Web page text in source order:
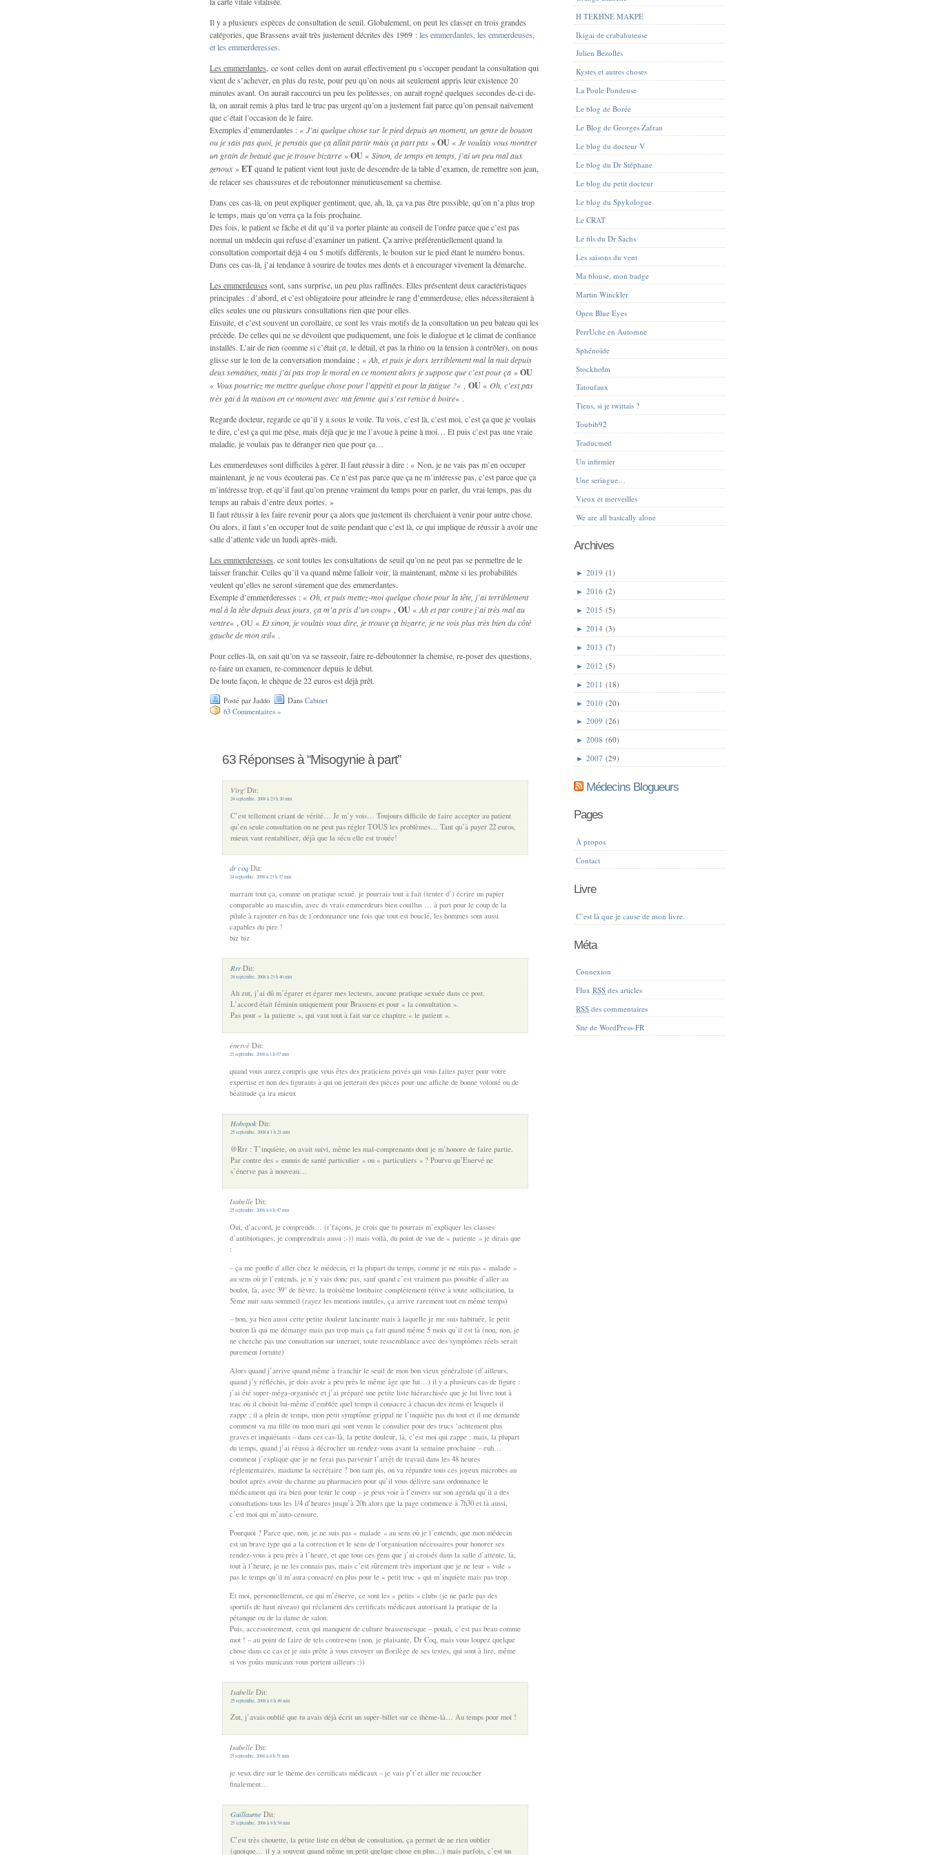
Il y a plusieurs espèces de consultation de seuil. Globalement, on peut les classer en trois grandes
catégories, que Brassens avait très justement décrites dès 1969 :les emmerdantes, les emmerdeuses,
et les emmerderesses.
Les emmerdantes , ce sont celles dont on aurait effectivement pu s’occuper pendant la consultation qui
vient de s’achever, en plus du reste, pour peu qu’on nous ait seulement appris leur existence 20
minutes avant. On aurait raccourci un peu les politesses, on aurait rogné quelques secondes de-ci de-
là, on aurait remis à plus tard le truc pas urgent qu’on a justement fait parce qu’on pensait naïvement
que c’était l’occasion de le faire.
Exemples d’emmerdantes : « J’ai quelque chose sur le pied depuis un moment, un genre de bouton
ou je sais pas quoi, je pensais que ça allait partir mais ça part pas »OU « Je voulais vous montrer
un grain de beauté que je trouve bizarre »OU « Sinon, de temps en temps, j’ai un peu mal aux
genoux»ETquand le patient vient tout juste de descendre de la table d’examen, de remettre son jean,
de relacer ses chaussures et de reboutonner minutieusement sa chemise.
Dans ces cas-là, on peut expliquer gentiment, que, ah, là, ça va pas être possible, qu’on n’a plus trop
le temps, mais qu’on verra ça la fois prochaine.
Des fois, le patient se fâche et dit qu’il va porter plainte au conseil de l’ordre parce que c’est pas
normal un médecin qui refuse d’examiner un patient. Ça arrive préférentiellement quand la
consultation comportait déjà 4 ou 5 motifs différents, le bouton sur le pied étant le numéro bonus.
Dans ces cas-là, j’ai tendance à sourire de toutes mes dents et à encourager vivement la démarche.
Les emmerdeuses sont, sans surprise, un peu plus raffinées. Elles présentent deux caractéristiques
principales : d’abord, et c’est obligatoire pour atteindre le rang d’emmerdeuse, elles nécessiteraient à
elles seules une ou plusieurs consultations rien que pour elles.
Ensuite, et c’est souvent un corollaire, ce sont les vrais motifs de la consultation un peu bateau qui les
précède. De celles qui ne se dévoilent que pudiquement, une fois le dialogue et le climat de confiance
installés. L’air de rien (comme si c’étaitça , le détail, et pas la rhino ou la tension à contrôler), on nous
glisse sur le ton de la conversation mondaine : « Ah, et puis je dors terriblement mal la nuit depuis
deux semaines, mais j’ai pas trop le moral en ce moment alors je suppose que c’est pour ça »OU
« Vous pourriez me mettre quelque chose pour l’appétit et pour la fatigue ?« , OU « Oh, c’est pas
très gai à la maison en ce moment avec ma femme qui s’est remise à boire« .
Regarde docteur, regarde ce qu’il y a sous le voile. Tu vois, c’est là, c’est moi, c’est ça que je voulais
te dire, c’est ça qui me pèse, mais déjà que je me l’avoue à peine à moi… Et puis c’est pas une vraie
maladie, je voulais pas te déranger rien que pour ça…
Les emmerdeuses sont difficiles à gérer. Il faut réussir à dire : « Non, je ne vais pas m’en occuper
maintenant, je ne vous écouterai pas. Ce n’est pas parce que ça ne m’intéresse pas, c’est parce que ça
m’intéresse trop, et qu’il faut qu’on prenne vraiment du temps pour en parler, du vrai temps, pas du
temps au rabais d’entre deux portes. »
Il faut réussir à les faire revenir pour ça alors que justement ils cherchaient à venir pour autre chose.
Ou alors, il faut s’en occuper tout de suite pendant que c’est là, ce qui implique de réussir à avoir une
salle d’attente vide un lundi après-midi.
Les emmerderesses , ce sont toutes les consultations de seuil qu’on ne peut pas se permettre de le
laisser franchir. Celles qu’il va quand même falloir voir, là maintenant, même si les probabilités
veulent qu’elles ne seront sûrement que des emmerdantes.
Exemple d’emmerderesses : « Oh, et puis mettez-moi quelque chose pour la tête, j’ai terriblement
mal à la tête depuis deux jours, ça m’a pris d’un coup« , OU « Ah et par contre j’ai très mal au
ventre« , OU « Et sinon, je voulais vous dire, je trouve ça bizarre, je ne vois plus très bien du côté
gauche de mon œil« .
Pour celles-là, on sait qu’on va se rasseoir, faire re-déboutonner la chemise, re-poser des questions,
re-faire un examen, re-commencer depuis le début.
De toute façon, le chèque de 22 euros est déjà prêt.
Posté par Jaddo Dans Cabinet
63 Commentaires »
63 Réponses à “Misogynie à part”
Virg'Dit:
24 septembre, 2008 à 23 h 20 min
C’est tellement criant de vérité… Je m’y vois… Toujours difficile de faire accepter au patient
qu’en seule consultation on ne peut pas régler TOUS les problèmes… Tant qu’à payer 22 euros,
mieux vaut rentabiliser, déjà que la sécu elle est trouée!
dr coqDit:
24 septembre, 2008 à 23 h 37 min
marrant tout ça, comme on pratique sexué. je pourrais tout à fait (tenter d’) écrire un papier
comparable au masculin, avec ds vrais emmerdeurs bien couillus … à part pour le coup de la
pilule à rajouter en bas de l’ordonnance une fois que tout est bouclé, les hommes sont aussi
capables du pire !
biz biz
RrrDit:
24 septembre, 2008 à 23 h 40 min
Ah zut, j’ai dû m’égarer et égarer mes lecteurs, aucune pratique sexuée dans ce post.
L’accord était féminin uniquement pour Brassens et pour « la consultation ».
Pas pour « la patiente », qui vaut tout à fait sur ce chapitre « le patient ».
énervéDit:
25 septembre, 2008 à 1 h 07 min
quand vous aurez compris que vous êtes des praticiens privés qui vous faites payer pour votre
expertise et non des figurants à qui on jetterait des pièces pour une affiche de bonne volonté ou de
béatitude ça ira mieux
HobopokDit:
25 septembre, 2008 à 1 h 21 min
@Rrr : T’inquiète, on avait suivi, même les mal-comprenants dont je m’honore de faire partie.
Par contre des « ennuis de santé particulier » ou « particuliers » ? Pourvu qu’Enervé ne
s’énerve pas à nouveau…
IsabelleDit:
25 septembre, 2008 à 6 h 47 min
Oui, d’accord, je comprends… (t’façons, je crois que tu pourrais m’expliquer les classes
d’antibiotiques, je comprendrais aussi ;-)) mais voilà, du point de vue de « patiente » je dirais que
:
– ça me gonfle d’aller chez le médecin, et la plupart du temps, comme je ne suis pas « malade »
au sens où je l’entends, je n’y vais donc pas, sauf quand c’est vraiment pas possible d’aller au
boulot, là, avec 39° de fièvre, la troisième lombaire complètement rétive à toute sollicitation, la
5ème nuit sans sommeil (rayez les mentions inutiles, ça arrive rarement tout en même temps)
– bon, ya bien aussi cette petite douleur lancinante mais à laquelle je me suis habituée, le petit
bouton là qui me démange mais pas trop mais ça fait quand même 5 mois qu’il est là (non, non, je
ne cherche pas une consultation sur internet, toute ressemblance avec des symptômes réels serait
purement fortuite)
Alors quand j’arrive quand même à franchir le seuil de mon bon vieux généraliste (d’ailleurs,
quand j’y réfléchis, je dois avoir à peu près le même âge que lui…) il y a plusieurs cas de figure :
j’ai été super-méga-organisée et j’ai préparé une petite liste hiérarchisée que je lui livre tout à
trac où il choisit lui-même d’emblée quel temps il consacre à chacun des items et lesquels il
zappe ; il a plein de temps, mon petit symptôme grippal ne l’inquiète pas du tout et il me demande
comment va ma fille ou mon mari qui sont venus le consulter pour des trucs ‘achtement plus
graves et inquiétants – dans ces cas-là, la petite douleur, là, c’est moi qui zappe ; mais, la plupart
du temps, quand j’ai réussi à décrocher un rendez-vous avant la semaine prochaine – euh…
comment j’explique que je ne ferai pas parvenir l’arrêt de travail dans les 48 heures
réglementaires, madame la secrétaire ? bon tant pis, on va répandre tous ces joyeux microbes au
boulot après avoir du charme au pharmacien pour qu’il vous délivre sans ordonnance le
médicament qui ira bien pour tenir le coup – je peux voir à l’envers sur son agenda qu’il a des
consultations tous les 1/4 d’heures jusqu’à 20h alors que la page commence à 7h30 et là aussi,
c’est moi qui m’auto-censure.
Pourquoi ? Parce que, non, je ne suis pas « malade » au sens où je l’entends, que mon médecin
est un brave type qui a la correction et le sens de l’organisation nécessaires pour honorer ses
rendez-vous à peu près à l’heure, et que tous ces gens que j’ai croisés dans la salle d’attente, là,
tout à l’heure, je ne les connais pas, mais c’est sûrement très important que je ne leur « vole »
pas le temps qu’il m’aura consacré en plus pour le « petit truc » qui m’inquiète mais pas trop.
Et moi, personnellement, ce qui m’énerve, ce sont les « petits » clubs (je ne parle pas des
sportifs de haut niveau) qui réclament des certificats médicaux autorisant la pratique de la
pétanque ou de la danse de salon.
Puis, accessoirement, ceux qui manquent de culture brassensesque – pouah, c’est pas beau comme
mot ! – au point de faire de tels contresens (non, je plaisante, Dr Coq, mais vous loupez quelque
chose dans ce cas et je suis prête à vous envoyer un florilège de ses textes, qui sont à lire, même
si vos goûts musicaux vous portent ailleurs :))
IsabelleDit:
25 septembre, 2008 à 6 h 49 min
Zut, j’avais oublié que tu avais déjà écrit un super-billet sur ce thème-là… Au temps pour moi !
IsabelleDit:
25 septembre, 2008 à 6 h 51 min
je veux dire sur le thème des certificats médicaux – je vais p’t’et aller me recoucher
finalement…
GuillaumeDit:
25 septembre, 2008 à 8 h 54 min
C’est très chouette, la petite liste en début de consultation, ça permet de ne rien oublier
(quoique… il y a souvent quand même un petit quelque chose en plus…) mais parfois, c’est un
H TEKHNE MAKPE
Ikigai de crabahuteuse
Julien Bezolles
Kystes et autres choses
La Poule Pondeuse
Le blog de Borée
Le Blog de Georges Zafran
Le blog du docteur V
Le blog du Dr Stéphane
Le blog du petit docteur
Le blog du Spykologue
Le CRAT
Le fils du Dr Sachs
Les saisons du vent
Ma blouse, mon badge
Martin Winckler
Open Blue Eyes
PerrUche en Automne
Sphénoïde
Stockholm
Tatoufaux
Tiens, si je twittais ?
Toubib92
Traducmed
Un infirmier
Une seringue…
Vieux et merveilles
We are all basically alone
Archives
►2019 (1)
►2016 (2)
►2015 (5)
►2014 (3)
►2013 (7)
►2012 (5)
►2011 (18)
►2010 (20)
►2009 (26)
►2008 (60)
►2007 (29)
Médecins Blogueurs
Pages
À propos
Contact
Livre
C’est là que je cause de mon livre.
Méta
Connexion
FluxRSS des articles
RSS des commentaires
Site de WordPress-FR